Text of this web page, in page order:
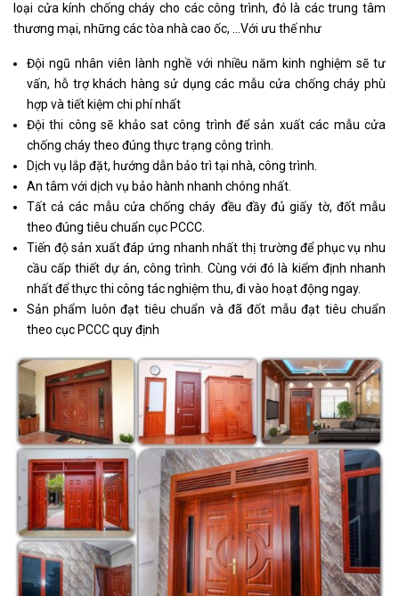
loại cửa kính chống cháy cho các công trình, đó là các trung tâm
thương mại, những các tòa nhà cao ốc, …Với ưu thế như
Đội ngũ nhân viên lành nghề với nhiều năm kinh nghiệm sẽ tư
vấn, hỗ trợ khách hàng sử dụng các mẫu cửa chống cháy phù
hợp và tiết kiệm chi phí nhất
Đội thi công sẽ khảo sat công trình để sản xuất các mẫu cửa
chống cháy theo đúng thực trạng công trình.
Dịch vụ lắp đặt, hướng dẫn bảo trì tại nhà, công trình.
An tâm với dịch vụ bảo hành nhanh chóng nhất.
Tất cả các mẫu cửa chống cháy đều đầy đủ giấy tờ, đốt mẫu
theo đúng tiêu chuẩn cục PCCC.
Tiến độ sản xuất đáp ứng nhanh nhất thị trường để phục vụ nhu
cầu cấp thiết dự án, công trình. Cùng với đó là kiểm định nhanh
nhất để thực thi công tác nghiệm thu, đi vào hoạt động ngay.
Sản phẩm luôn đạt tiêu chuẩn và đã đốt mẫu đạt tiêu chuẩn
theo cục PCCC quy định